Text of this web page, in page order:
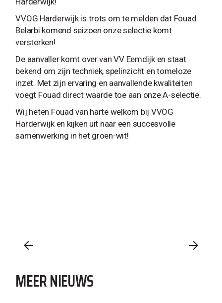
VVOG Harderwijk is trots om te melden dat Fouad
Belarbi komend seizoen onze selectie komt
versterken!
De aanvaller komt over van VV Eemdijk en staat
bekend om zijn techniek, spelinzicht en tomeloze
inzet. Met zijn ervaring en aanvallende kwaliteiten
voegt Fouad direct waarde toe aan onze A-selectie.
Wij heten Fouad van harte welkom bij VVOG
Harderwijk en kijken uit naar een succesvolle
samenwerking in het groen-wit!
MEER NIEUWS